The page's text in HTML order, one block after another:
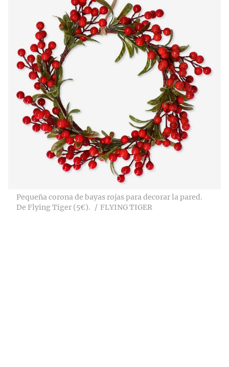
Pequeña corona de bayas rojas para decorar la pared.
De Flying Tiger (5€).
FLYING TIGER